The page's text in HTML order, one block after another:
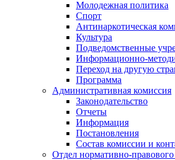
Молодежная политика
Спорт
Антинаркотическая
Культура
Подведомственные
Информационно-
Переход на другую
Программа
Административная комиссия
Законодательство
Отчеты
Информация
Постановления
Состав комиссии и
Отдел нормативно-